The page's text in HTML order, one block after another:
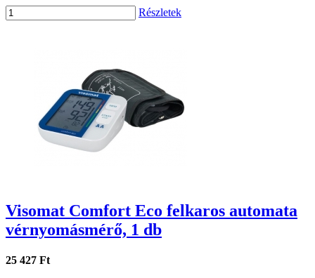
Részletek
Visomat Comfort Eco felkaros automata
vérnyomásmérő, 1 db
25 427 Ft